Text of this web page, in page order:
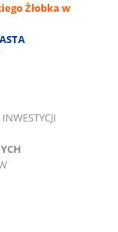
Żłobka w